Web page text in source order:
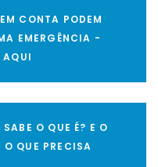
CONTA PODEM
EMERGÊNCIA -
O QUE É? E O
QUE PRECISA